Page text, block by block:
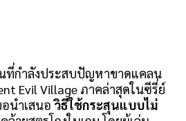
ที่กำลังประสบปัญหาขาดแคลน
Evil Village ภาคล่าสุดในซีรี่ย์
อนำเสนอวิธีใช้กระสุนแบบไม่